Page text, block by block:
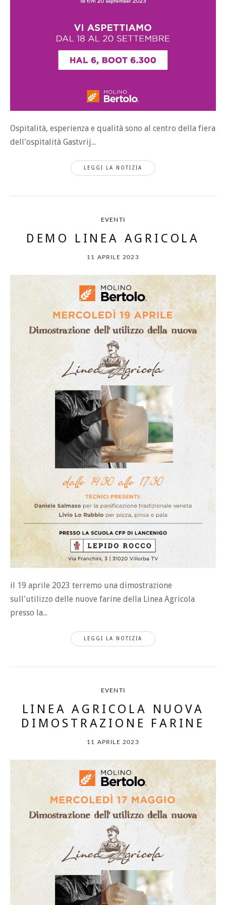
Ospitalità, esperienza e qualità sono al centro della fiera
dell'ospitalità Gastvrij...
LEGGI LA NOTIZIA
EVENTI
DEMO LINEA AGRICOLA
11 APRILE 2023
il 19 aprile 2023 terremo una dimostrazione
sull'utilizzo delle nuove farine della Linea Agricola
presso la...
LEGGI LA NOTIZIA
EVENTI
LINEA AGRICOLA NUOVA
DIMOSTRAZIONE FARINE
11 APRILE 2023